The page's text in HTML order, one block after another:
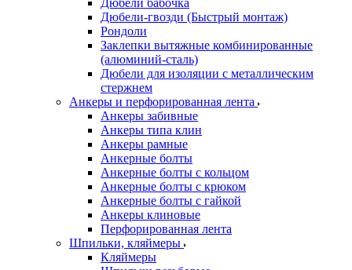
Дюбели бабочка
Дюбели-гвозди (Быстрый монтаж)
Рондоли
Заклепки вытяжные комбинированные
(алюминий-сталь)
Дюбели для изоляции с металлическим
стержнем
Анкеры и перфорированная лента
Анкеры забивные
Анкеры типа клин
Анкеры рамные
Анкерные болты
Анкерные болты с кольцом
Анкерные болты с крюком
Анкерные болты с гайкой
Анкеры клиновые
Перфорированная лента
Шпильки, кляймеры
Кляймеры